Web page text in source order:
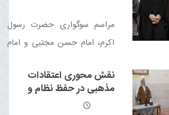
مراسم سوگواری حضرت رسول
اکرم، امام حسن مجتبی و امام
حضور حضرت آیت الله مکارم
شیرازی برگزار شد.
نقش محوری اعتقادات
مذهبی در حفظ نظام و
ضرورت تقویت معیشت